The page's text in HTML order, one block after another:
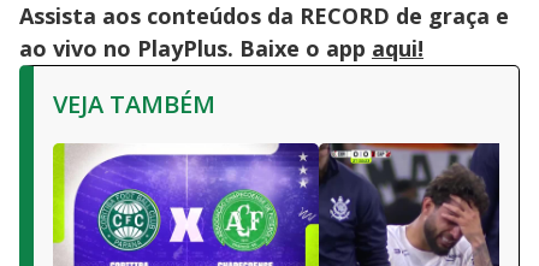
Assista aos conteúdos da RECORD de graça e
ao vivo no PlayPlus. Baixe o app aqui!
VEJA TAMBÉM